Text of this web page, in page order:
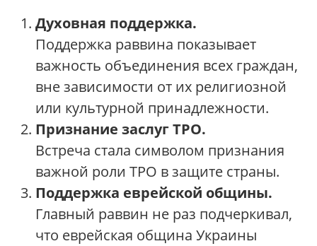
Духовная поддержка.
Поддержка раввина показывает
важность объединения всех граждан,
вне зависимости от их религиозной
или культурной принадлежности.
Признание заслуг ТРО.
Встреча стала символом признания
важной роли ТРО в защите страны.
Поддержка еврейской общины.
Главный раввин не раз подчеркивал,
что еврейская община Украины